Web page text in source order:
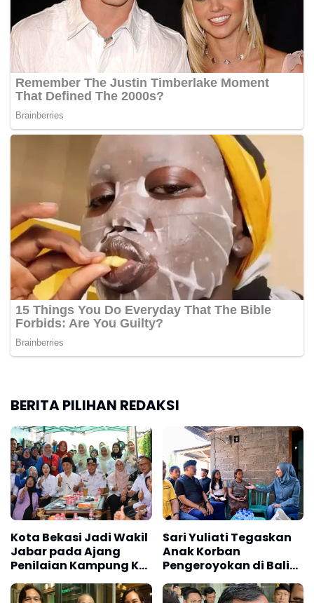
BERITA PILIHAN REDAKSI
Kota Bekasi Jadi Wakil
Jabar pada Ajang
Penilaian Kampung KB
Tingkat Nasional
Sari Yuliati Tegaskan
Anak Korban
Pengeroyokan di Bali
Berhak Raih Masa
Depan yang Lebih Baik